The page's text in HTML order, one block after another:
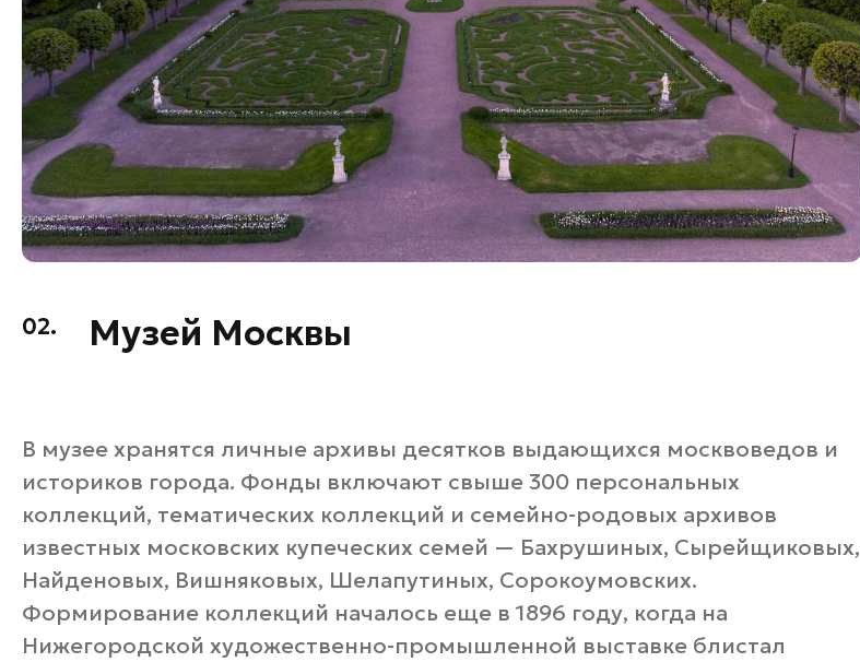
02. Музей Москвы
В музее хранятся личные архивы десятков выдающихся москвоведов и
историков города. Фонды включают свыше 300 персональных
коллекций, тематических коллекций и семейно-родовых архивов
известных московских купеческих семей — Бахрушиных, Сырейщиковых,
Найденовых, Вишняковых, Шелапутиных, Сорокоумовских.
Формирование коллекций началось еще в 1896 году, когда на
Нижегородской художественно-промышленной выставке блистал